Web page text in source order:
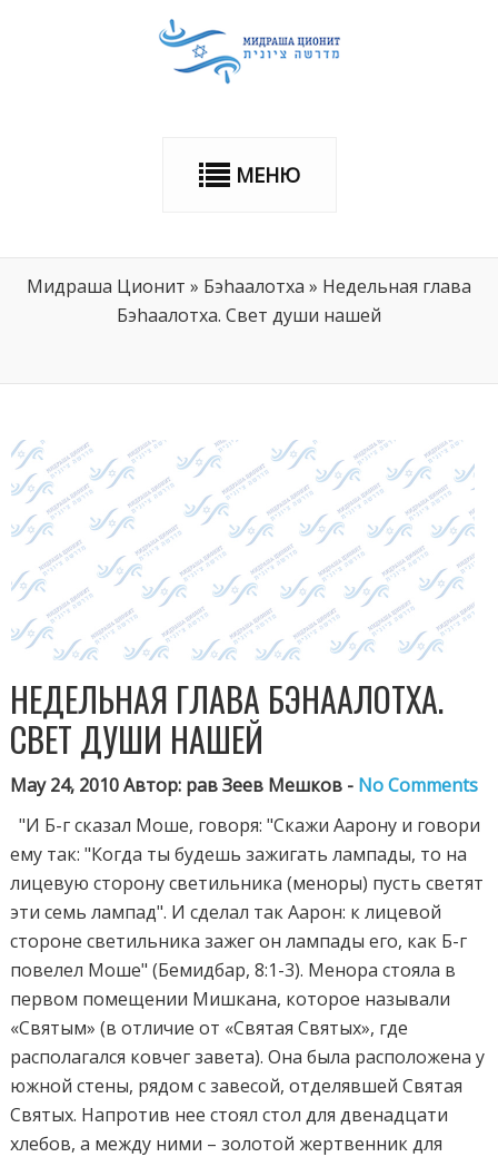
МЕНЮ
Мидраша Ционит » Бэhаалотха » Недельная глава
Бэhaaлотха. Свет души нашей
НЕДЕЛЬНАЯ ГЛАВА БЭHAAЛОТХА.
СВЕТ ДУШИ НАШЕЙ
May 24, 2010 Автор: рав Зеев Мешков - No Comments
"И Б-г сказал Моше, говоря: "Скажи Аарону и говори
ему так: "Когда ты будешь зажигать лампады, то на
лицевую сторону светильника (меноры) пусть светят
эти семь лампад". И сделал так Аарон: к лицевой
стороне светильника зажег он лампады его, как Б-г
повелел Моше" (Бемидбар, 8:1-3). Менора стояла в
первом помещении Мишкана, которое называли
«Святым» (в отличие от «Святая Святых», где
располагался ковчег завета). Она была расположена у
южной стены, рядом с завесой, отделявшей Святая
Святых. Напротив нее стоял стол для двенадцати
хлебов, а между ними – золотой жертвенник для